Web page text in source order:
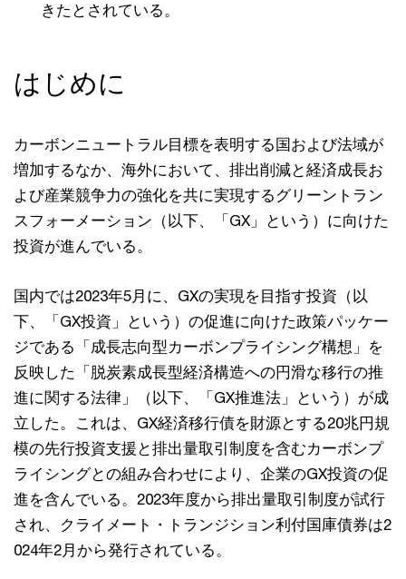
きたとされている。
はじめに
カーボンニュートラル目標を表明する国および法域が
増加するなか、海外において、排出削減と経済成長お
よび産業競争力の強化を共に実現するグリーントラン
スフォーメーション（以下、「GX」という）に向けた
投資が進んでいる。
国内では2023年5月に、GXの実現を目指す投資（以
下、「GX投資」という）の促進に向けた政策パッケー
ジである「成長志向型カーボンプライシング構想」を
反映した「脱炭素成長型経済構造への円滑な移行の推
進に関する法律」（以下、「GX推進法」という）が成
立した。これは、GX経済移行債を財源とする20兆円規
模の先行投資支援と排出量取引制度を含むカーボンプ
ライシングとの組み合わせにより、企業のGX投資の促
進を含んでいる。2023年度から排出量取引制度が試行
され、クライメート・トランジション利付国庫債券は2
024年2月から発行されている。